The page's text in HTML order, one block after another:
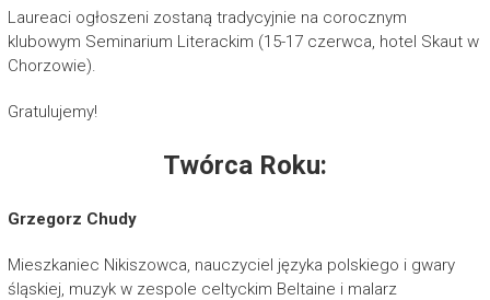
Laureaci ogłoszeni zostaną tradycyjnie na corocznym
klubowym Seminarium Literackim (15-17 czerwca, hotel Skaut w
Chorzowie).
Gratulujemy!
Twórca Roku:
Grzegorz Chudy
Mieszkaniec Nikiszowca, nauczyciel języka polskiego i gwary
śląskiej, muzyk w zespole celtyckim Beltaine i malarz